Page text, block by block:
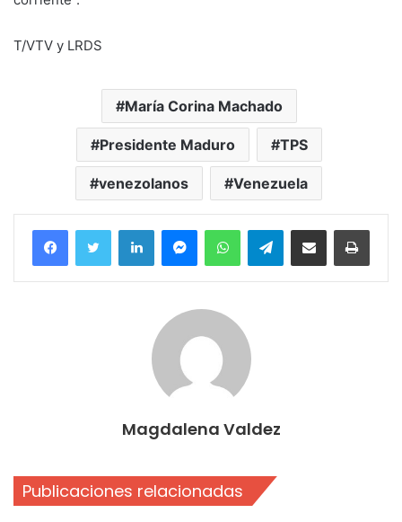
T/VTV y LRDS
María Corina Machado
Presidente Maduro TPS
venezolanos Venezuela
FacebookTwitter LinkedInMessengerWhatsAppTelegramCompartir por correo electrónico
Magdalena Valdez
Publicaciones relacionadas